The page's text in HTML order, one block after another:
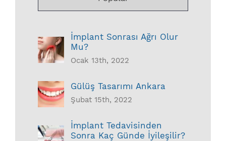
İmplant Sonrası Ağrı Olur
Mu?
Ocak 13th, 2022
Gülüş Tasarımı Ankara
Şubat 15th, 2022
İmplant Tedavisinden
Sonra Kaç Günde İyileşilir?